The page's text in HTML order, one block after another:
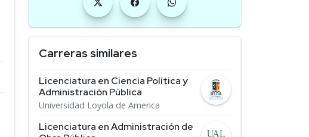
Carreras similares
Licenciatura en Ciencia Política y
Administración Pública
Universidad Loyola de America
Licenciatura en Administración de